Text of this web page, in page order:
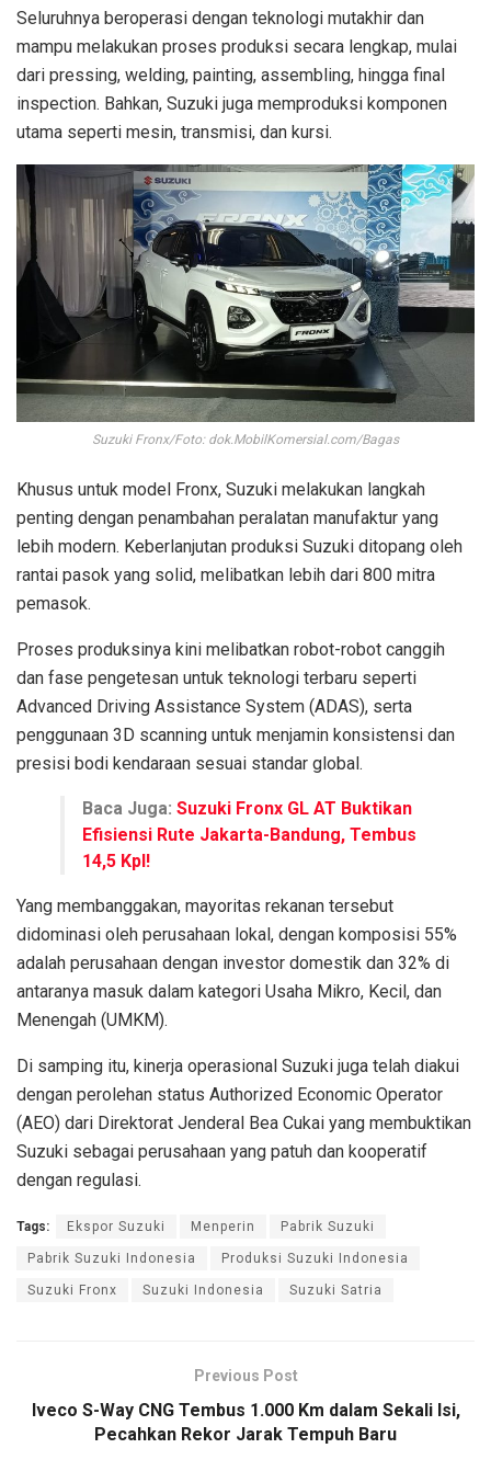
Seluruhnya beroperasi dengan teknologi mutakhir dan
mampu melakukan proses produksi secara lengkap, mulai
dari pressing, welding, painting, assembling, hingga final
inspection. Bahkan, Suzuki juga memproduksi komponen
utama seperti mesin, transmisi, dan kursi.
Suzuki Fronx/Foto: dok.MobilKomersial.com/Bagas
Khusus untuk model Fronx, Suzuki melakukan langkah
penting dengan penambahan peralatan manufaktur yang
lebih modern. Keberlanjutan produksi Suzuki ditopang oleh
rantai pasok yang solid, melibatkan lebih dari 800 mitra
pemasok.
Proses produksinya kini melibatkan robot-robot canggih
dan fase pengetesan untuk teknologi terbaru seperti
Advanced Driving Assistance System (ADAS), serta
penggunaan 3D scanning untuk menjamin konsistensi dan
presisi bodi kendaraan sesuai standar global.
Baca Juga: Suzuki Fronx GL AT Buktikan
Efisiensi Rute Jakarta-Bandung, Tembus
14,5 Kpl!
Yang membanggakan, mayoritas rekanan tersebut
didominasi oleh perusahaan lokal, dengan komposisi 55%
adalah perusahaan dengan investor domestik dan 32% di
antaranya masuk dalam kategori Usaha Mikro, Kecil, dan
Menengah (UMKM).
Di samping itu, kinerja operasional Suzuki juga telah diakui
dengan perolehan status Authorized Economic Operator
(AEO) dari Direktorat Jenderal Bea Cukai yang membuktikan
Suzuki sebagai perusahaan yang patuh dan kooperatif
dengan regulasi.
Tags: Ekspor Suzuki Menperin Pabrik Suzuki
Pabrik Suzuki Indonesia Produksi Suzuki Indonesia
Suzuki Fronx Suzuki Indonesia Suzuki Satria
Previous Post
Iveco S-Way CNG Tembus 1.000 Km dalam Sekali Isi,
Pecahkan Rekor Jarak Tempuh Baru